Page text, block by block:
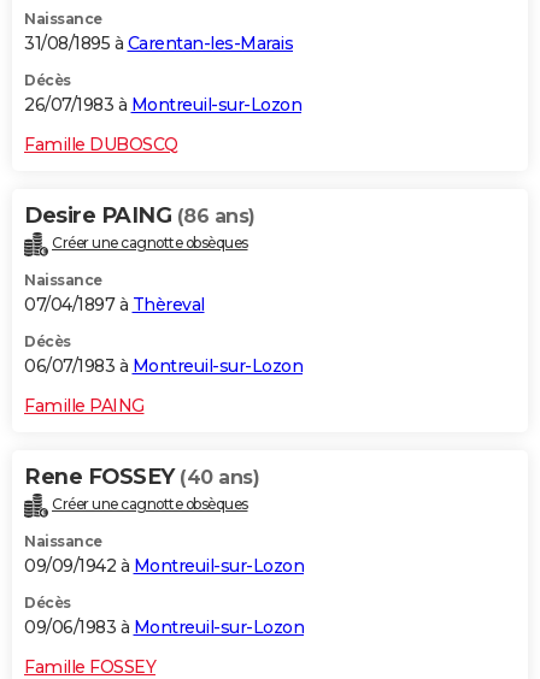
Naissance
31/08/1895 à Carentan-les-Marais
Décès
26/07/1983 à Montreuil-sur-Lozon
Famille DUBOSCQ
Desire PAING (86 ans)
Créer une cagnotte obsèques
Naissance
07/04/1897 à Thèreval
Décès
06/07/1983 à Montreuil-sur-Lozon
Famille PAING
Rene FOSSEY (40 ans)
Créer une cagnotte obsèques
Naissance
09/09/1942 à Montreuil-sur-Lozon
Décès
09/06/1983 à Montreuil-sur-Lozon
Famille FOSSEY